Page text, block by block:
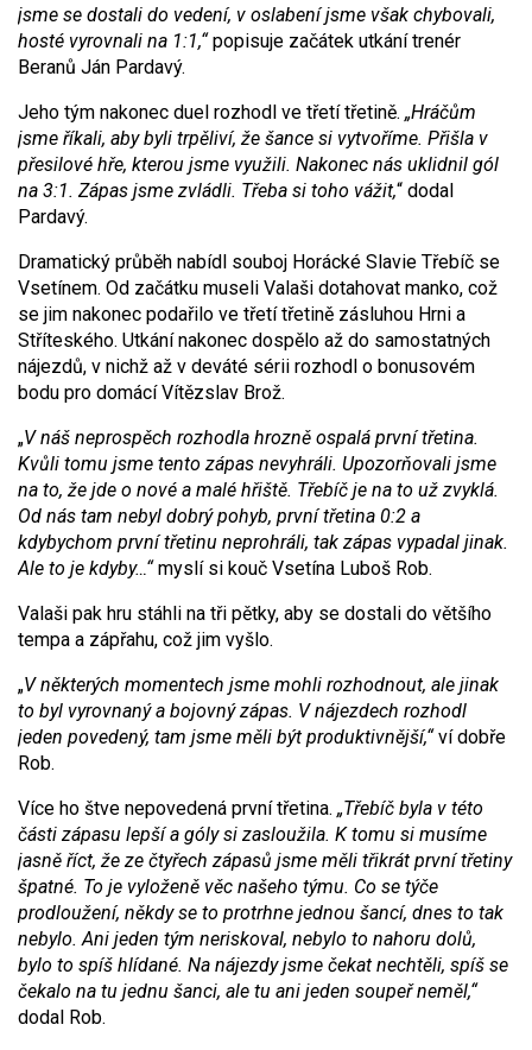
jsme se dostali do vedení, v oslabení jsme však chybovali,
hosté vyrovnali na 1:1,“popisuje začátek utkání trenér
Beranů Ján Pardavý.
Jeho tým nakonec duel rozhodl ve třetí třetině. „Hráčům
jsme říkali, aby byli trpěliví, že šance si vytvoříme. Přišla v
přesilové hře, kterou jsme využili. Nakonec nás uklidnil gól
na 3:1. Zápas jsme zvládli. Třeba si toho vážit,“ dodal
Pardavý.
Dramatický průběh nabídl souboj Horácké Slavie Třebíč se
Vsetínem. Od začátku museli Valaši dotahovat manko, což
se jim nakonec podařilo ve třetí třetině zásluhou Hrni a
Stříteského. Utkání nakonec dospělo až do samostatných
nájezdů, v nichž až v deváté sérii rozhodl o bonusovém
bodu pro domácí Vítězslav Brož.
„V náš neprospěch rozhodla hrozně ospalá první třetina.
Kvůli tomu jsme tento zápas nevyhráli. Upozorňovali jsme
na to, že jde o nové a malé hřiště. Třebíč je na to už zvyklá.
Od nás tam nebyl dobrý pohyb, první třetina 0:2 a
kdybychom první třetinu neprohráli, tak zápas vypadal jinak.
Ale to je kdyby…“myslí si kouč Vsetína Luboš Rob.
Valaši pak hru stáhli na tři pětky, aby se dostali do většího
tempa a zápřahu, což jim vyšlo.
„V některých momentech jsme mohli rozhodnout, ale jinak
to byl vyrovnaný a bojovný zápas. V nájezdech rozhodl
jeden povedený, tam jsme měli být produktivnější,“ví dobře
Rob.
Více ho štve nepovedená první třetina. „Třebíč byla v této
části zápasu lepší a góly si zasloužila. K tomu si musíme
jasně říct, že ze čtyřech zápasů jsme měli třikrát první třetiny
špatné. To je vyloženě věc našeho týmu. Co se týče
prodloužení, někdy se to protrhne jednou šancí, dnes to tak
nebylo. Ani jeden tým neriskoval, nebylo to nahoru dolů,
bylo to spíš hlídané. Na nájezdy jsme čekat nechtěli, spíš se
čekalo na tu jednu šanci, ale tu ani jeden soupeř neměl,“
dodal Rob.